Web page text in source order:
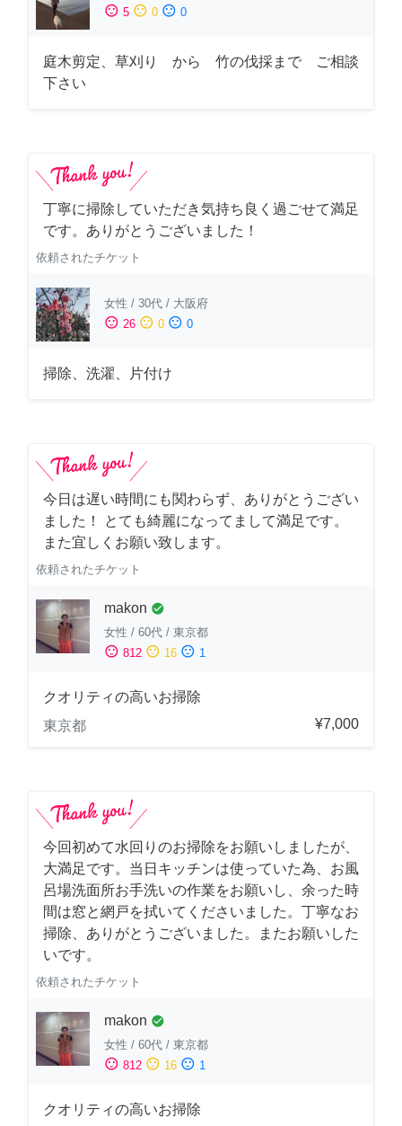
sentiment_satisfied 5 sentiment_neutral 0 sentiment_dissatisfied 0
庭木剪定、草刈り から 竹の伐採まで ご相談
下さい
丁寧に掃除していただき気持ち良く過ごせて満足
です。ありがとうございました！
依頼されたチケット
女性 / 30代 / 大阪府
sentiment_satisfied 26 sentiment_neutral 0 sentiment_dissatisfied 0
掃除、洗濯、片付け
今日は遅い時間にも関わらず、ありがとうござい
ました！ とても綺麗になってまして満足です。
また宜しくお願い致します。
依頼されたチケット
makon check_circle
女性 / 60代 / 東京都
sentiment_satisfied 812 sentiment_neutral 16 sentiment_dissatisfied 1
クオリティの高いお掃除
東京都
¥7,000
今回初めて水回りのお掃除をお願いしましたが、
大満足です。当日キッチンは使っていた為、お風
呂場洗面所お手洗いの作業をお願いし、余った時
間は窓と網戸を拭いてくださいました。丁寧なお
掃除、ありがとうございました。またお願いした
いです。
依頼されたチケット
makon check_circle
女性 / 60代 / 東京都
sentiment_satisfied 812 sentiment_neutral 16 sentiment_dissatisfied 1
クオリティの高いお掃除